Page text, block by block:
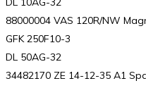
88000004 VAS 120R/NW
GFK 250F10-3
DL 50AG-32
34482170 ZE 14-12-35 A1